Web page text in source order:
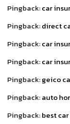
Pingback:car
Pingback:direct
Pingback:car
Pingback:car
Pingback:geico
Pingback:auto
Pingback:best